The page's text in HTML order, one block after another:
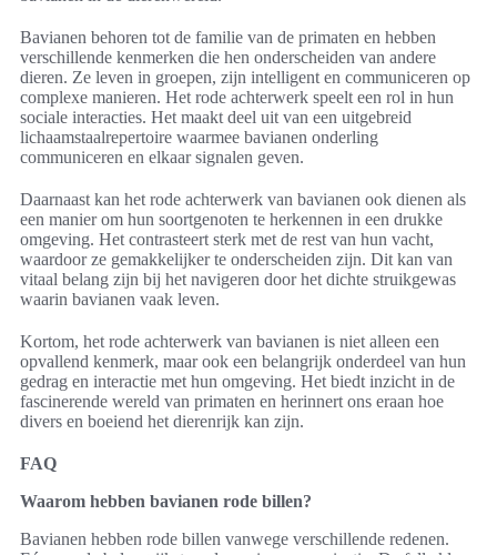
Bavianen behoren tot de familie van de primaten en hebben
verschillende kenmerken die hen onderscheiden van andere
dieren. Ze leven in groepen, zijn intelligent en communiceren op
complexe manieren. Het rode achterwerk speelt een rol in hun
sociale interacties. Het maakt deel uit van een uitgebreid
lichaamstaalrepertoire waarmee bavianen onderling
communiceren en elkaar signalen geven.
Daarnaast kan het rode achterwerk van bavianen ook dienen als
een manier om hun soortgenoten te herkennen in een drukke
omgeving. Het contrasteert sterk met de rest van hun vacht,
waardoor ze gemakkelijker te onderscheiden zijn. Dit kan van
vitaal belang zijn bij het navigeren door het dichte struikgewas
waarin bavianen vaak leven.
Kortom, het rode achterwerk van bavianen is niet alleen een
opvallend kenmerk, maar ook een belangrijk onderdeel van hun
gedrag en interactie met hun omgeving. Het biedt inzicht in de
fascinerende wereld van primaten en herinnert ons eraan hoe
divers en boeiend het dierenrijk kan zijn.
FAQ
Waarom hebben bavianen rode billen?
Bavianen hebben rode billen vanwege verschillende redenen.